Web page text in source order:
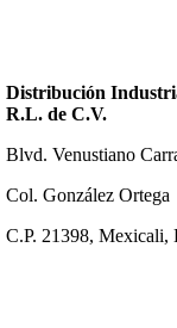
Distribución
R.L. de C.V.
Blvd. Venustiano
Col. González Ortega
C.P. 21398, Mexicali,